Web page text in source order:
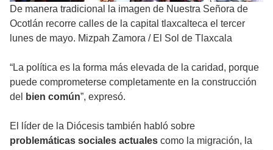
De manera tradicional la imagen de Nuestra Señora de
Ocotlán recorre calles de la capital tlaxcalteca el tercer
lunes de mayo. Mizpah Zamora / El Sol de Tlaxcala
“La política es la forma más elevada de la caridad, porque
puede comprometerse completamente en la construcción
del
bien común”, expresó.
El líder de la Diócesis también habló sobre
problemáticas sociales actuales como la migración, la